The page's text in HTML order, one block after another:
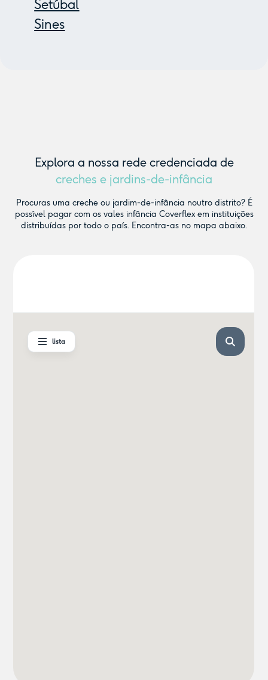
Setúbal
Sines
Explora a nossa rede credenciada de
creches e jardins-de-infância
Procuras uma creche ou jardim-de-infância noutro distrito? É
possível pagar com os vales infância Coverflex em instituições
distribuídas por todo o país. Encontra-as no mapa abaixo.